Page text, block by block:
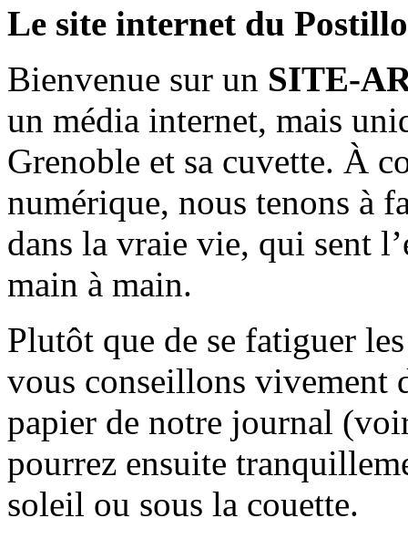
Le site internet du
Bienvenue sur un SITE-
un média internet, mais
Grenoble et sa cuvette. À
numérique, nous tenons à
dans la vraie vie, qui sent
main à main.
Plutôt que de se fatiguer
vous conseillons vivement
papier de notre journal
pourrez ensuite
soleil ou sous la couette.